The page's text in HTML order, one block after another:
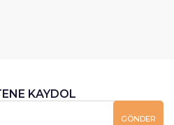
KAYDOL
GÖNDER